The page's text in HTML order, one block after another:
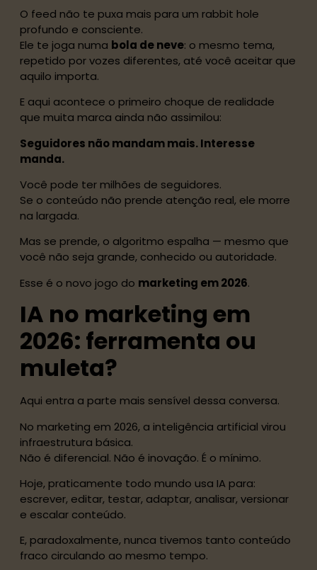
O feed não te puxa mais para um rabbit hole
profundo e consciente.
Ele te joga numa bola de neve: o mesmo tema,
repetido por vozes diferentes, até você aceitar que
aquilo importa.
E aqui acontece o primeiro choque de realidade
que muita marca ainda não assimilou:
Seguidores não mandam mais. Interesse
manda.
Você pode ter milhões de seguidores.
Se o conteúdo não prende atenção real, ele morre
na largada.
Mas se prende, o algoritmo espalha — mesmo que
você não seja grande, conhecido ou autoridade.
Esse é o novo jogo do marketing em 2026.
IA no marketing em
2026: ferramenta ou
muleta?
Aqui entra a parte mais sensível dessa conversa.
No marketing em 2026, a inteligência artificial virou
infraestrutura básica.
Não é diferencial. Não é inovação. É o mínimo.
Hoje, praticamente todo mundo usa IA para:
escrever, editar, testar, adaptar, analisar, versionar
e escalar conteúdo.
E, paradoxalmente, nunca tivemos tanto conteúdo
fraco circulando ao mesmo tempo.